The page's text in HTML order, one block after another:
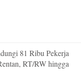
81 Ribu Pekerja
RT/RW hingga